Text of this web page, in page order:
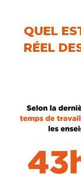
QUEL
RÉEL